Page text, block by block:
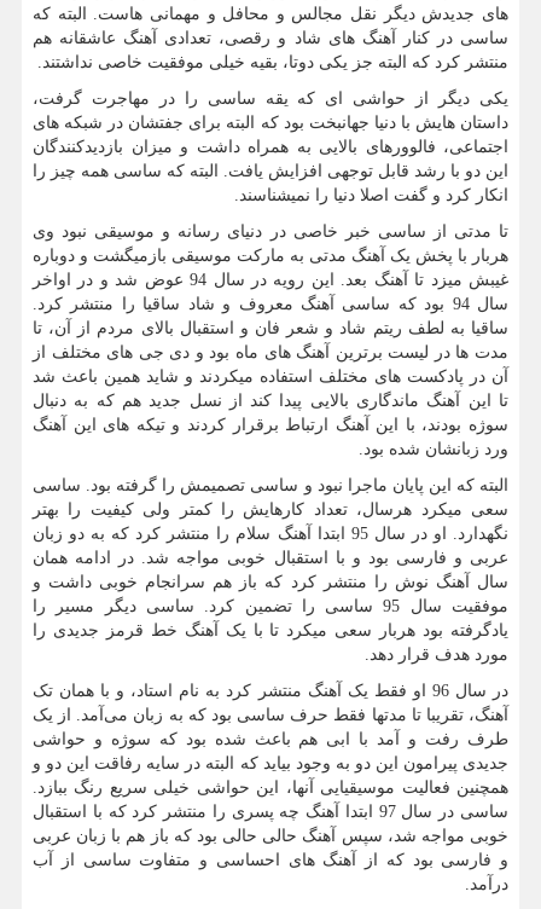
های جدیدش دیگر نقل مجالس و محافل و مهمانی هاست. البته که
ساسی در کنار آهنگ های شاد و رقصی، تعدادی آهنگ عاشقانه هم
منتشر کرد که البته جز یکی دوتا، بقیه خیلی موفقیت خاصی نداشتند.
یکی دیگر از حواشی ای که یقه ساسی را در مهاجرت گرفت،
داستان هایش با دنیا جهانبخت بود که البته برای جفتشان در شبکه های
اجتماعی، فالوورهای بالایی به همراه داشت و میزان بازدیدکنندگان
این دو با رشد قابل توجهی افزایش یافت. البته که ساسی همه چیز را
انکار کرد و گفت اصلا دنیا را نمیشناسند.
تا مدتی از ساسی خبر خاصی در دنیای رسانه و موسیقی نبود وی
هربار با پخش یک آهنگ مدتی به مارکت موسیقی بازمیگشت و دوباره
غیبش میزد تا آهنگ بعد. این رویه در سال 94 عوض شد و در اواخر
سال 94 بود که ساسی آهنگ معروف و شاد ساقیا را منتشر کرد.
ساقیا به لطف ریتم شاد و شعر فان و استقبال بالای مردم از آن، تا
مدت ها در لیست برترین آهنگ های ماه بود و دی جی های مختلف از
آن در پادکست های مختلف استفاده میکردند و شاید همین باعث شد
تا این آهنگ ماندگاری بالایی پیدا کند از نسل جدید هم که به دنبال
سوژه بودند، با این آهنگ ارتباط برقرار کردند و تیکه های این آهنگ
ورد زبانشان شده بود.
البته که این پایان ماجرا نبود و ساسی تصمیمش را گرفته بود. ساسی
سعی میکرد هرسال، تعداد کارهایش را کمتر ولی کیفیت را بهتر
نگهدارد. او در سال 95 ابتدا آهنگ سلام را منتشر کرد که به دو زبان
عربی و فارسی بود و با استقبال خوبی مواجه شد. در ادامه همان
سال آهنگ نوش را منتشر کرد که باز هم سرانجام خوبی داشت و
موفقیت سال 95 ساسی را تضمین کرد. ساسی دیگر مسیر را
یادگرفته بود هربار سعی میکرد تا با یک آهنگ خط قرمز جدیدی را
مورد هدف قرار دهد.
در سال 96 او فقط یک آهنگ منتشر کرد به نام استاد، و با همان تک
آهنگ، تقریبا تا مدتها فقط حرف ساسی بود که به زبان می‌آمد. از یک
طرف رفت و آمد با ابی هم باعث شده بود که سوژه و حواشی
جدیدی پیرامون این دو به وجود بیاید که البته در سایه رفاقت این دو و
همچنین فعالیت موسیقیایی آنها، این حواشی خیلی سریع رنگ ببازد.
ساسی در سال 97 ابتدا آهنگ چه پسری را منتشر کرد که با استقبال
خوبی مواجه شد، سپس آهنگ حالی حالی بود که باز هم با زبان عربی
و فارسی بود که از آهنگ های احساسی و متفاوت ساسی از آب
درآمد.